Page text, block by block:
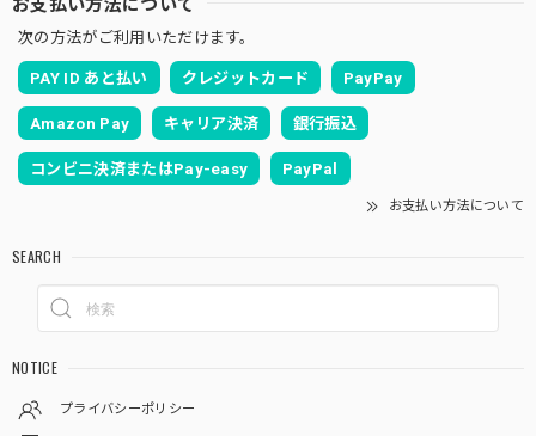
次の方法がご利用いただけます。
PAY ID あと払い クレジットカード PayPay
Amazon Pay キャリア決済 銀行振込
コンビニ決済またはPay-easy PayPal
お支払い方法について
SEARCH
NOTICE
プライバシーポリシー